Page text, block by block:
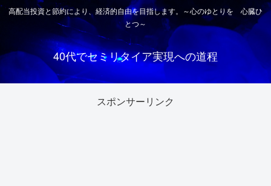
高配当投資と節約により、経済的自由を目指します。～心のゆとりを 心臓ひ
とつ～
40代でセミリタイア実現への道程
スポンサーリンク